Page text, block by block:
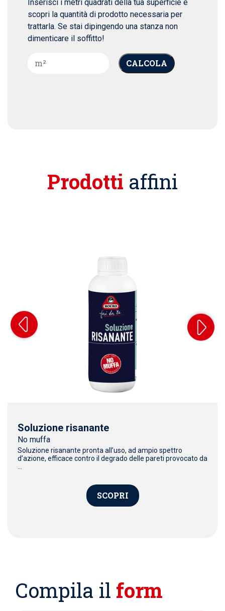
Inserisci i metri quadrati della tua superficie e
scopri la quantità di prodotto necessaria per
trattarla. Se stai dipingendo una stanza non
dimenticare il soffitto!
CALCOLA
Prodotti affini
Soluzione risanante
No muffa
Soluzione risanante pronta all’uso, ad ampio spettro
d’azione, efficace contro il degrado delle pareti provocato da
SCOPRI
Compila il form